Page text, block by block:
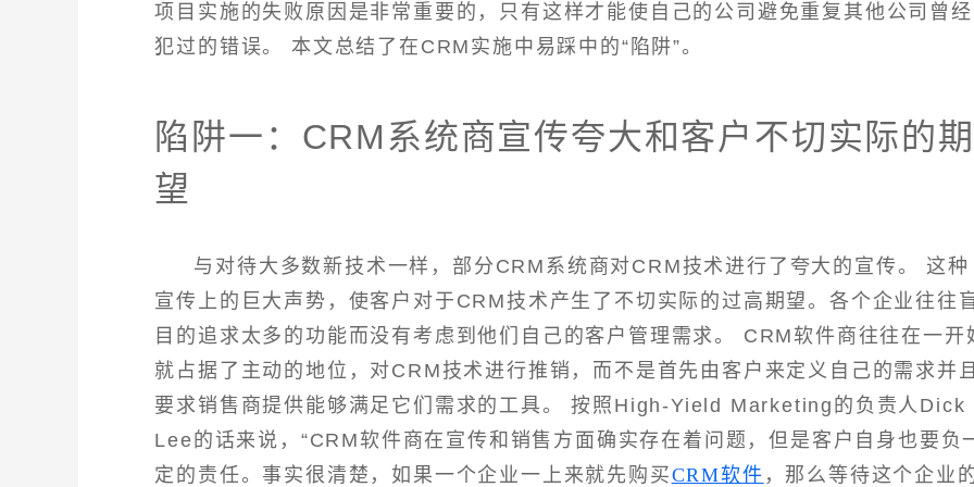
项目实施的失败原因是非常重要的，只有这样才能使自己的公司避免重复其他公司曾经
犯过的错误。 本文总结了在CRM实施中易踩中的“陷阱”。
陷阱一：CRM系统商宣传夸大和客户不切实际的期
望
与对待大多数新技术一样，部分CRM系统商对CRM技术进行了夸大的宣传。 这种
宣传上的巨大声势，使客户对于CRM技术产生了不切实际的过高期望。各个企业往往
目的追求太多的功能而没有考虑到他们自己的客户管理需求。 CRM软件商往往在一开
就占据了主动的地位，对CRM技术进行推销，而不是首先由客户来定义自己的需求并且
要求销售商提供能够满足它们需求的工具。 按照High-Yield Marketing的负责人Dick
Lee的话来说，“CRM软件商在宣传和销售方面确实存在着问题，但是客户自身也要负
定的责任。事实很清楚，如果一个企业一上来就先购买CRM软件 ，那么等待这个企业